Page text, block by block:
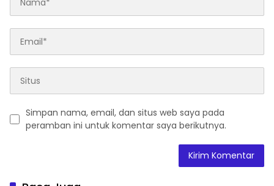
Simpan nama, email, dan situs web saya pada
peramban ini untuk komentar saya berikutnya.